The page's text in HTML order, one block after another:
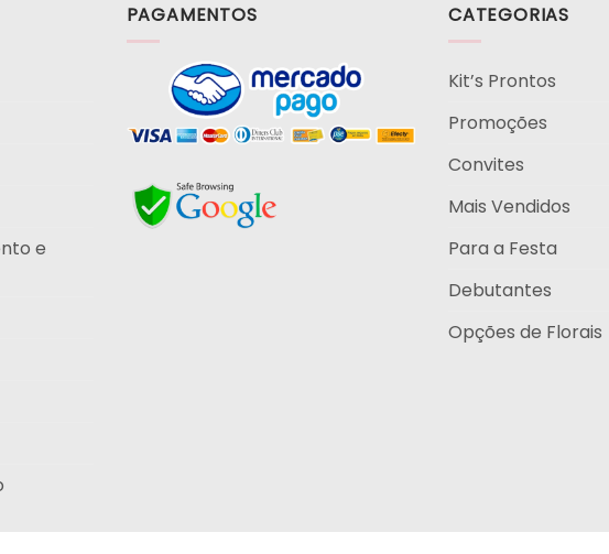
e
PAGAMENTOS CATEGORIAS
Kit’s Prontos
Promoções
Convites
Mais Vendidos
Para a Festa
Debutantes
Opções de Florais